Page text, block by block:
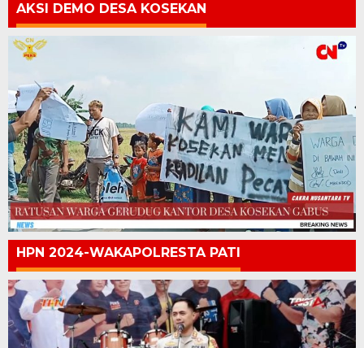
AKSI DEMO DESA KOSEKAN
HPN 2024-WAKAPOLRESTA PATI